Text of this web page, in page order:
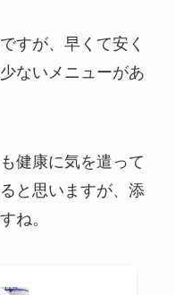
すが、早くて安く
ないメニューがあ
健康に気を遣って
と思いますが、添
ね。